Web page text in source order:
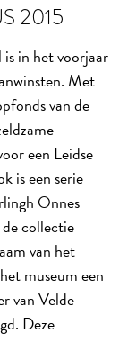
2015
in het voorjaar
Met
van de
een Leidse
is een serie
Onnes
collectie
van het
museum een
van Velde
Deze